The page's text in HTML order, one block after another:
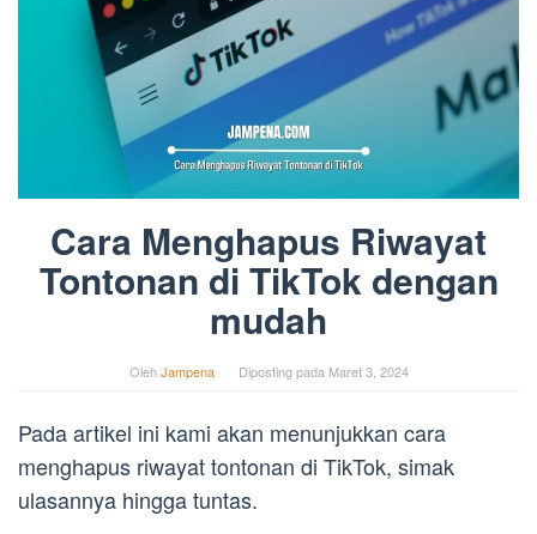
Cara Menghapus Riwayat
Tontonan di TikTok dengan
mudah
OlehJampena Diposting pada Maret 3, 2024
Pada artikel ini kami akan menunjukkan cara
menghapus riwayat tontonan di TikTok, simak
ulasannya hingga tuntas.